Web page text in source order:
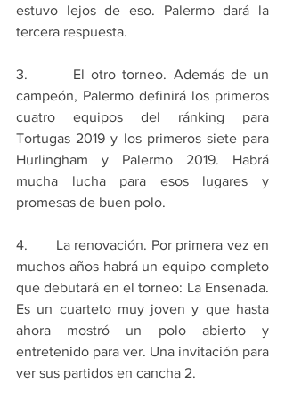
estuvo lejos de eso. Palermo dará la
tercera respuesta.
3.       El otro torneo. Además de un
campeón, Palermo definirá los primeros
cuatro equipos del ránking para
Tortugas 2019 y los primeros siete para
Hurlingham y Palermo 2019. Habrá
mucha lucha para esos lugares y
promesas de buen polo.
4.       La renovación. Por primera vez en
muchos años habrá un equipo completo
que debutará en el torneo: La Ensenada.
Es un cuarteto muy joven y que hasta
ahora mostró un polo abierto y
entretenido para ver. Una invitación para
ver sus partidos en cancha 2.